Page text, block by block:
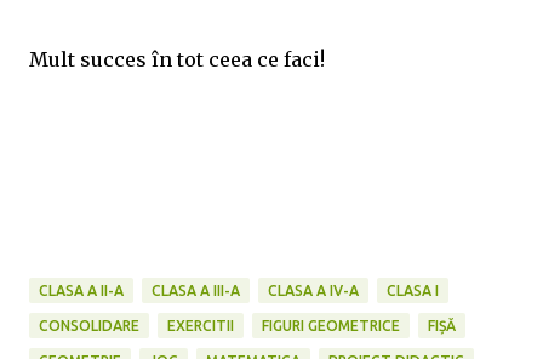
Mult succes în tot ceea ce faci!
CLASA A II-A CLASA A III-A CLASA A IV-A CLASA I
CONSOLIDARE EXERCITII FIGURI GEOMETRICE FIȘĂ